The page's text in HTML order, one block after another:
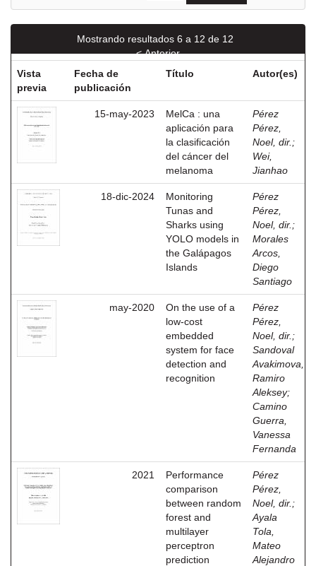
Mostrando resultados 6 a 12 de 12
< Anterior
Vista
previa
Fecha de
publicación
Título Autor(es)
15-may-2023
MelCa : una
aplicación para
la clasificación
del cáncer del
melanoma
Pérez
Pérez,
Noel, dir. ;
Wei,
Jianhao
18-dic-2024
Monitoring
Tunas and
Sharks using
YOLO models in
the Galápagos
Islands
Pérez
Pérez,
Noel, dir. ;
Morales
Arcos,
Diego
Santiago
may-2020
On the use of a
low-cost
embedded
system for face
detection and
recognition
Pérez
Pérez,
Noel, dir. ;
Sandoval
Avakimova,
Ramiro
Aleksey;
Camino
Guerra,
Vanessa
Fernanda
2021
Performance
comparison
between random
forest and
multilayer
perceptron
prediction
Pérez
Pérez,
Noel, dir. ;
Ayala
Tola,
Mateo
Alejandro